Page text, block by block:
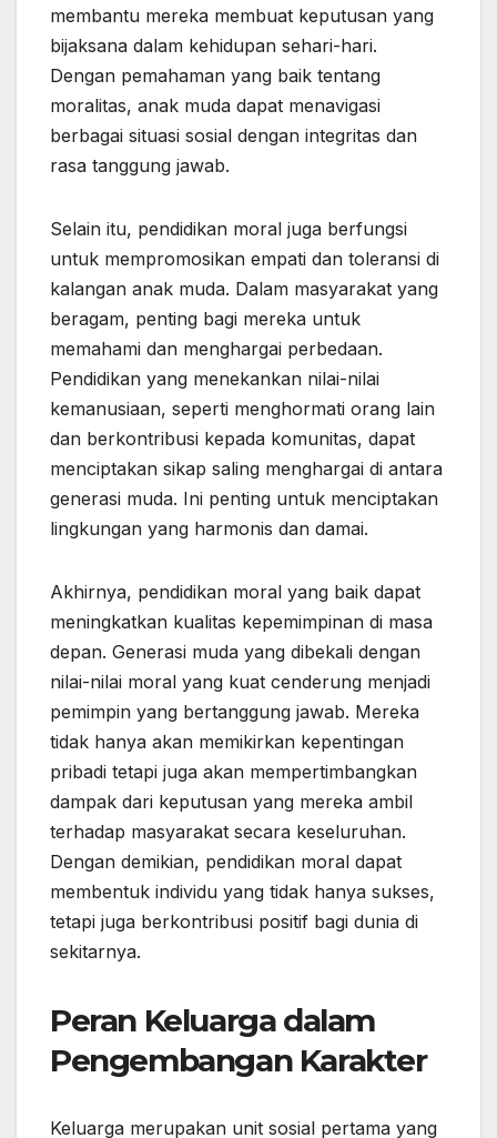
membantu mereka membuat keputusan yang
bijaksana dalam kehidupan sehari-hari.
Dengan pemahaman yang baik tentang
moralitas, anak muda dapat menavigasi
berbagai situasi sosial dengan integritas dan
rasa tanggung jawab.
Selain itu, pendidikan moral juga berfungsi
untuk mempromosikan empati dan toleransi di
kalangan anak muda. Dalam masyarakat yang
beragam, penting bagi mereka untuk
memahami dan menghargai perbedaan.
Pendidikan yang menekankan nilai-nilai
kemanusiaan, seperti menghormati orang lain
dan berkontribusi kepada komunitas, dapat
menciptakan sikap saling menghargai di antara
generasi muda. Ini penting untuk menciptakan
lingkungan yang harmonis dan damai.
Akhirnya, pendidikan moral yang baik dapat
meningkatkan kualitas kepemimpinan di masa
depan. Generasi muda yang dibekali dengan
nilai-nilai moral yang kuat cenderung menjadi
pemimpin yang bertanggung jawab. Mereka
tidak hanya akan memikirkan kepentingan
pribadi tetapi juga akan mempertimbangkan
dampak dari keputusan yang mereka ambil
terhadap masyarakat secara keseluruhan.
Dengan demikian, pendidikan moral dapat
membentuk individu yang tidak hanya sukses,
tetapi juga berkontribusi positif bagi dunia di
sekitarnya.
Peran Keluarga dalam
Pengembangan Karakter
Keluarga merupakan unit sosial pertama yang